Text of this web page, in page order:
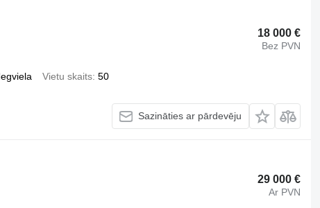
18 000 €
Bez PVN
Vietu skaits 50
Sazināties ar pārdevēju
29 000 €
Ar PVN